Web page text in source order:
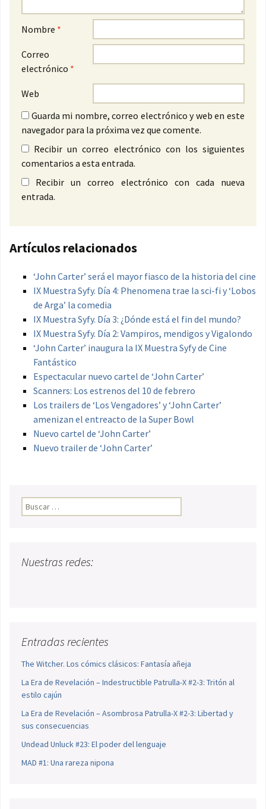
Nombre *
Correo
electrónico *
Web
Guarda mi nombre, correo electrónico y web en este
navegador para la próxima vez que comente.
Recibir un correo electrónico con los siguientes
comentarios a esta entrada.
Recibir un correo electrónico con cada nueva
entrada.
Artículos relacionados
‘John Carter’ será el mayor fiasco de la historia del cine
IX Muestra Syfy. Día 4: Phenomena trae la sci-fi y ‘Lobos
de Arga’ la comedia
IX Muestra Syfy. Día 3: ¿Dónde está el fin del mundo?
IX Muestra Syfy. Día 2: Vampiros, mendigos y Vigalondo
‘John Carter’ inaugura la IX Muestra Syfy de Cine
Fantástico
Espectacular nuevo cartel de ‘John Carter’
Scanners: Los estrenos del 10 de febrero
Los trailers de ‘Los Vengadores’ y ‘John Carter’
amenizan el entreacto de la Super Bowl
Nuevo cartel de ‘John Carter’
Nuevo trailer de ‘John Carter’
Buscar:
Nuestras redes:
Entradas recientes
The Witcher. Los cómics clásicos: Fantasía añeja
La Era de Revelación – Indestructible Patrulla-X #2-3: Tritón al
estilo cajún
La Era de Revelación – Asombrosa Patrulla-X #2-3: Libertad y
sus consecuencias
Undead Unluck #23: El poder del lenguaje
MAD #1: Una rareza nipona